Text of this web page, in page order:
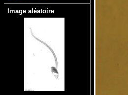
Image aléatoire